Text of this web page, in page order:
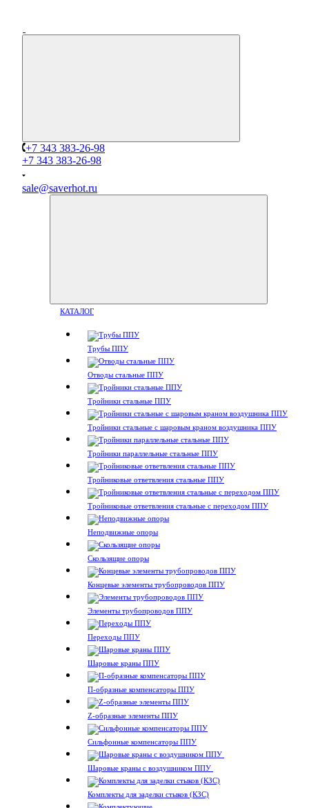
+7 343 383-26-98
+7 343 383-26-98
sale@saverhot.ru
КАТАЛОГ
Трубы ППУ
Отводы стальные ППУ
Тройники стальные ППУ
Тройники стальные с шаровым краном воздушника ППУ
Тройники параллельные стальные ППУ
Тройниковые ответвления стальные ППУ
Тройниковые ответвления стальные с переходом ППУ
Неподвижные опоры
Скользящие опоры
Концевые элементы трубопроводов ППУ
Элементы трубопроводов ППУ
Переходы ППУ
Шаровые краны ППУ
П-образные компенсаторы ППУ
Z-образные элементы ППУ
Сильфонные компенсаторы ППУ
Шаровые краны с воздушником ППУ
Комплекты для заделки стыков (КЗС)